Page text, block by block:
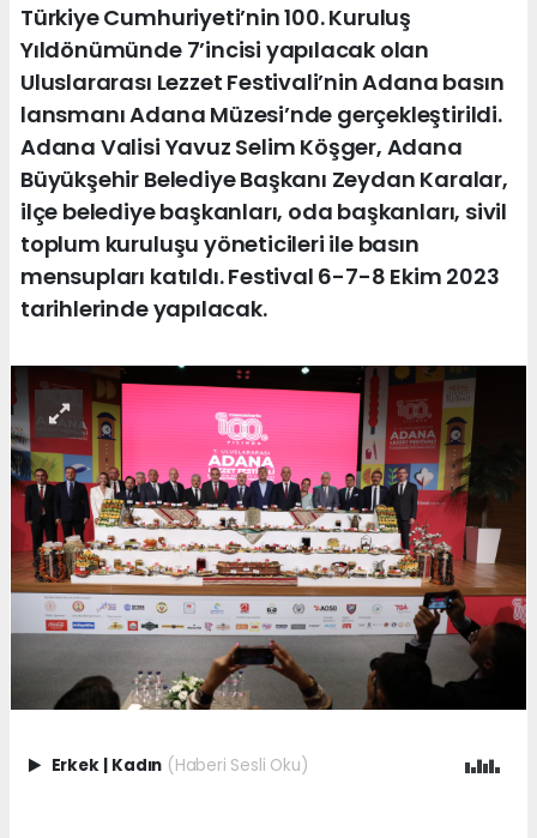
Türkiye Cumhuriyeti’nin 100. Kuruluş
Yıldönümünde 7’incisi yapılacak olan
Uluslararası Lezzet Festivali’nin Adana basın
lansmanı Adana Müzesi’nde gerçekleştirildi.
Adana Valisi Yavuz Selim Köşger, Adana
Büyükşehir Belediye Başkanı Zeydan Karalar,
ilçe belediye başkanları, oda başkanları, sivil
toplum kuruluşu yöneticileri ile basın
mensupları katıldı. Festival 6-7-8 Ekim 2023
tarihlerinde yapılacak.
Erkek | Kadın (Haberi Sesli Oku)